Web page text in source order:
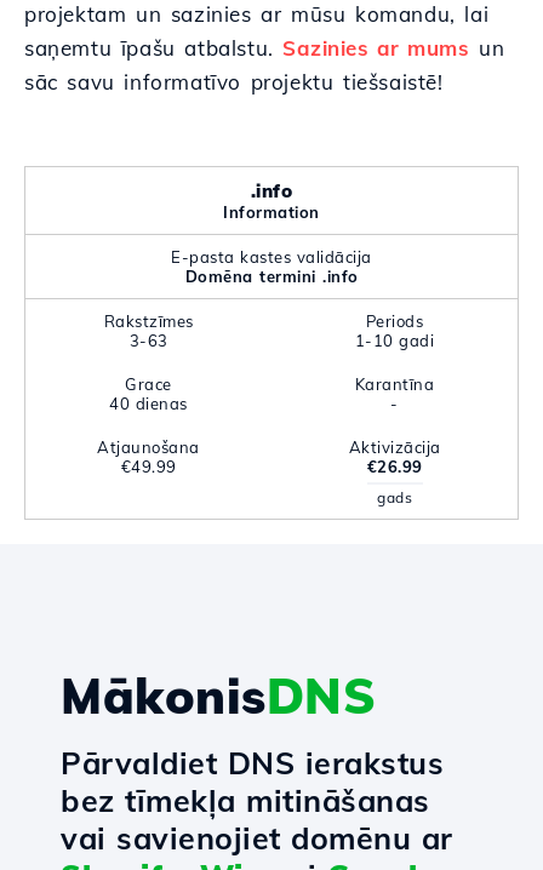
projektam un sazinies ar mūsu komandu, lai
saņemtu īpašu atbalstu. Sazinies ar mums un
sāc savu informatīvo projektu tiešsaistē!
.info
Information
E-pasta kastes validācija
Domēna termini .info
Rakstzīmes
3-63
Periods
1-10 gadi
Grace
40 dienas
Karantīna
-
Atjaunošana
€49.99
Aktivizācija
€26.99
gads
MākonisDNS
Pārvaldiet DNS ierakstus
bez tīmekļa mitināšanas
vai savienojiet domēnu ar